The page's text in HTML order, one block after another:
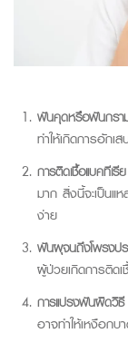
ฟันคุดหรือฟันกรา
ทำให้เกิดการอักเ
การติดเชื้อแบคทีเรีย
มาก สิ่งนี้จะเป็นแ
ง่าย
ฟันผุจนถึงโพรงปร
ผู้ป่วยเกิดการติด
การแปรงฟันผิดวิธี
อาจทำให้เหงือกบ